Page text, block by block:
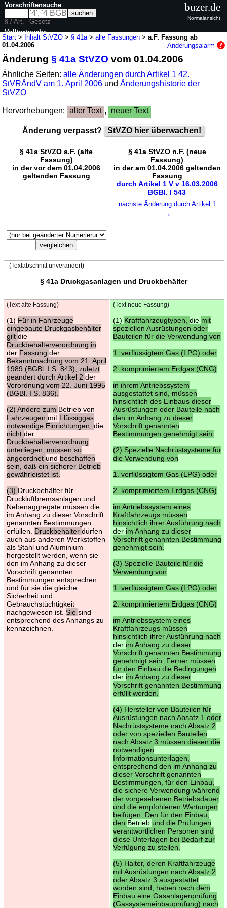
Start > Inhalt StVZO > § 41a >alle Fassungen >a.F. Fassung ab
01.04.2006
Änderungsalarm
Änderung§ 41a StVZO vom 01.04.2006
Ähnliche Seiten:alle Änderungen durch Artikel 1 42.
StVRÄndV am 1. April 2006 undÄnderungshistorie der
StVZO
Hervorhebungen: alter Text , neuer Text
Änderung verpasst? StVZO hier überwachen!
§ 41a StVZO a.F. (alte
Fassung)
in der vor dem 01.04.2006
geltenden Fassung
§ 41a StVZO n.F. (neue
Fassung)
in der am 01.04.2006 geltenden
Fassung
durch Artikel 1 V v 16.03.2006
BGBl. I 543
nächste Änderung durch Artikel 1
→
(Textabschnitt unverändert)
§ 41a Druckgasanlagen und Druckbehälter
(Text alte Fassung)
(1) Für in Fahrzeuge
eingebaute Druckgasbehälter
gilt die
Druckbehälterverordnung in
der Fassung der
Bekanntmachung vom 21. April
1989 (BGBl. I S. 843), zuletzt
geändert durch Artikel 2 der
Verordnung vom 22. Juni 1995
(BGBl. I S. 836).
(2) Andere zum Betrieb von
Fahrzeugen mit Flüssiggas
notwendige Einrichtungen, die
nicht der
Druckbehälterverordnung
unterliegen, müssen so
angeordnet und beschaffen
sein, daß ein sicherer Betrieb
gewährleistet ist.
(3) Druckbehälter für
Druckluftbremsanlagen und
Nebenaggregate müssen die
im Anhang zu dieser Vorschrift
genannten Bestimmungen
erfüllen. Druckbehälter dürfen
auch aus anderen Werkstoffen
als Stahl und Aluminium
hergestellt werden, wenn sie
den im Anhang zu dieser
Vorschrift genannten
Bestimmungen entsprechen
und für sie die gleiche
Sicherheit und
Gebrauchstüchtigkeit
nachgewiesen ist. Sie sind
entsprechend des Anhangs zu
kennzeichnen.
(Text neue Fassung)
(1) Kraftfahrzeugtypen, die mit
speziellen Ausrüstungen oder
Bauteilen für die Verwendung von
1. verflüssigtem Gas (LPG) oder
2. komprimiertem Erdgas (CNG)
in ihrem Antriebssystem
ausgestattet sind, müssen
hinsichtlich des Einbaus dieser
Ausrüstungen oder Bauteile nach
den im Anhang zu dieser
Vorschrift genannten
Bestimmungen genehmigt sein.
(2) Spezielle Nachrüstsysteme für
die Verwendung von
1. verflüssigtem Gas (LPG) oder
2. komprimiertem Erdgas (CNG)
im Antriebssystem eines
Kraftfahrzeugs müssen
hinsichtlich ihrer Ausführung nach
der im Anhang zu dieser
Vorschrift genannten Bestimmung
genehmigt sein.
(3) Spezielle Bauteile für die
Verwendung von
1. verflüssigtem Gas (LPG) oder
2. komprimiertem Erdgas (CNG)
im Antriebssystem eines
Kraftfahrzeugs müssen
hinsichtlich ihrer Ausführung nach
der im Anhang zu dieser
Vorschrift genannten Bestimmung
genehmigt sein. Ferner müssen
für den Einbau die Bedingungen
der im Anhang zu dieser
Vorschrift genannten Bestimmung
erfüllt werden.
(4) Hersteller von Bauteilen für
Ausrüstungen nach Absatz 1 oder
Nachrüstsysteme nach Absatz 2
oder von speziellen Bauteilen
nach Absatz 3 müssen diesen die
notwendigen
Informationsunterlagen,
entsprechend den im Anhang zu
dieser Vorschrift genannten
Bestimmungen, für den Einbau,
die sichere Verwendung während
der vorgesehenen Betriebsdauer
und die empfohlenen Wartungen
beifügen. Den für den Einbau,
den Betrieb und die Prüfungen
verantwortlichen Personen sind
diese Unterlagen bei Bedarf zur
Verfügung zu stellen.
(5) Halter, deren Kraftfahrzeuge
mit Ausrüstungen nach Absatz 2
oder Absatz 3 ausgestattet
worden sind, haben nach dem
Einbau eine Gasanlagenprüfung
(Gassystemeinbauprüfung) nach
Vorschriftensuche
§ / Art.
Gesetz
Volltextsuche
buzer.de
Normalansicht